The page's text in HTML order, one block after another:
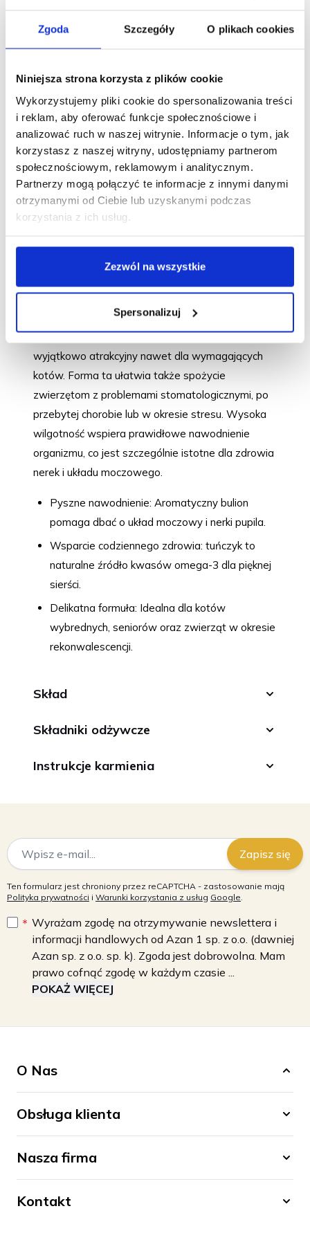
Zgoda Szczegóły O plikach cookies
Niniejsza strona korzysta z plików cookie
Wykorzystujemy pliki cookie do spersonalizowania treści
i reklam, aby oferować funkcje społecznościowe i
analizować ruch w naszej witrynie. Informacje o tym, jak
korzystasz z naszej witryny, udostępniamy partnerom
społecznościowym, reklamowym i analitycznym.
Partnerzy mogą połączyć te informacje z innymi danymi
otrzymanymi od Ciebie lub uzyskanymi podczas
korzystania z ich usług.
Zezwól na wszystkie
Spersonalizuj
Darmowa dostawa od 49 zł
Opis
Soczyste filety w aromatycznym bulionie.
Meat in Gravyto wyjątkowa karma uzupełniająca
w formie delikatnych, rozdrobnionych filetów, które
zachwycą smakiem i teksturą.
Brit Care Cat RealTuna with Salmonin Gravy-
uzupełniająca wilgotna karma z kawałkami
tuńczyka z łososiem w sosie dla kotów.
Delikatna konsystencja rozdrobnionego mięsa w
aromatycznym bulionie sprawia, że produkt jest
wyjątkowo atrakcyjny nawet dla wymagających
kotów. Forma ta ułatwia także spożycie
zwierzętom z problemami stomatologicznymi, po
przebytej chorobie lub w okresie stresu. Wysoka
wilgotność wspiera prawidłowe nawodnienie
organizmu, co jest szczególnie istotne dla zdrowia
nerek i układu moczowego.
Pyszne nawodnienie: Aromatyczny bulion
pomaga dbać o układ moczowy i nerki pupila.
Wsparcie codziennego zdrowia: tuńczyk to
naturalne źródło kwasów omega-3 dla pięknej
sierści.
Delikatna formuła: Idealna dla kotów
wybrednych, seniorów oraz zwierząt w okresie
rekonwalescencji.
Skład
Składniki odżywcze
Instrukcje karmienia
Adres e-mail
Zapisz się
Ten formularz jest chroniony przez reCAPTCHA - zastosowanie mają
Polityka prywatności i Warunki korzystania z usług Google.
Wyrażam zgodę na otrzymywanie newslettera i
informacji handlowych od Azan 1 sp. z o.o. (dawniej
Azan sp. z o.o. sp. k). Zgoda jest dobrowolna. Mam
prawo cofnąć zgodę w każdym czasie ...
POKAŻ WIĘCEJ
O Nas
Obsługa klienta
Nasza firma
Kontakt